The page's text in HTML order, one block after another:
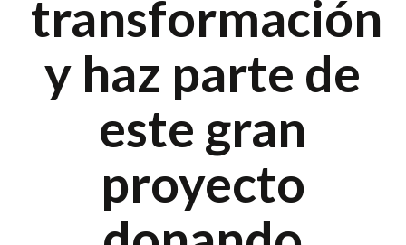
transformación
y haz parte de
este gran
proyecto